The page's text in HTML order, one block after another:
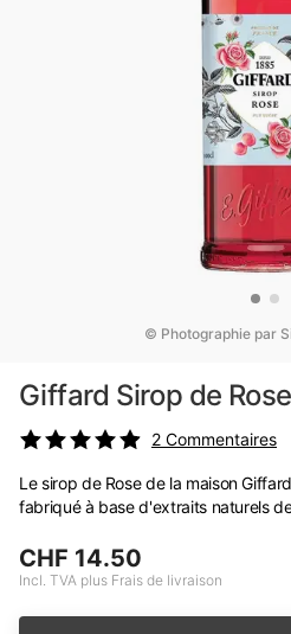
© Photographie par
Giffard Sirop de
2 Commentaires
Le sirop de Rose de la maison
fabriqué à base d'extraits naturels
CHF 14.50
Incl. TVA plus Frais de livraison